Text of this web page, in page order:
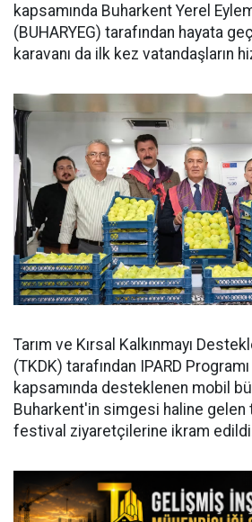
kapsamında Buharkent Yerel
(BUHARYEG) tarafından hayata
karavanı da ilk kez vatandaşların
Tarım ve Kırsal Kalkınmayı
(TKDK) tarafından IPARD
kapsamında desteklenen mobil
Buharkent'in simgesi haline gelen
festival ziyaretçilerine ikram